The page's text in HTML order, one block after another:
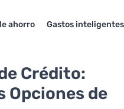
ahorro Gastos inteligentes
Crédito:
Opciones de